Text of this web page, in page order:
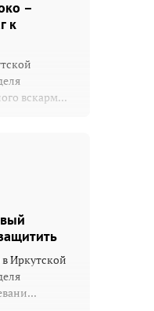
–
к
вскарм...
в Иркутской